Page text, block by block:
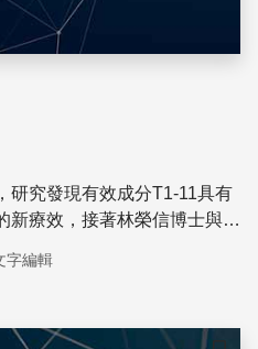
研究發現有效成分T1-11具有
新療效，接著林榮信博士與方
字編輯